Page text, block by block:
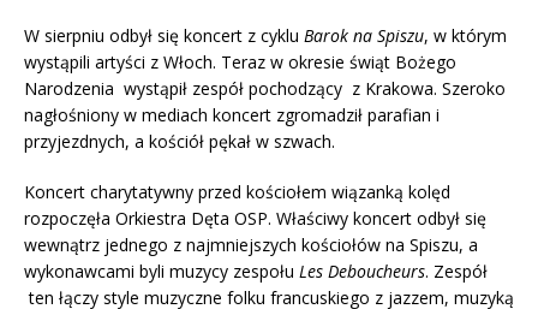
W sierpniu odbył się koncert z cyklu Barok na Spiszu, w którym
wystąpili artyści z Włoch. Teraz w okresie świąt Bożego
Narodzenia wystąpił zespół pochodzący z Krakowa. Szeroko
nagłośniony w mediach koncert zgromadził parafian i
przyjezdnych, a kościół pękał w szwach.
Koncert charytatywny przed kościołem wiązanką kolęd
rozpoczęła Orkiestra Dęta OSP. Właściwy koncert odbył się
wewnątrz jednego z najmniejszych kościołów na Spiszu, a
wykonawcami byli muzycy zespołu Les Deboucheurs. Zespół
ten łączy style muzyczne folku francuskiego z jazzem, muzyką